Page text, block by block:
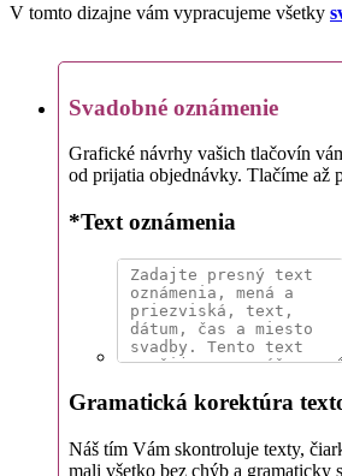
V tomto dizajne vám vypracujeme všetky
Svadobné oznámenie
Grafické návrhy vašich tlačovín
od prijatia objednávky. Tlačíme až
*Text oznámenia
Gramatická korektúra
Náš tím Vám skontroluje texty,
mali všetko bez chýb a gramaticky